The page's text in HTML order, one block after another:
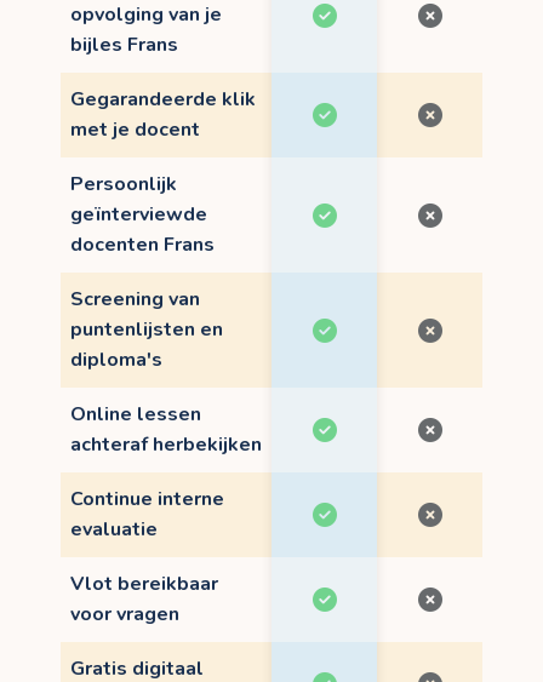
opvolging van je
bijles Frans
Gegarandeerde klik
met je docent
Persoonlijk
geïnterviewde
docenten Frans
Screening van
puntenlijsten en
diploma's
Online lessen
achteraf herbekijken
Continue interne
evaluatie
Vlot bereikbaar
voor vragen
Gratis digitaal